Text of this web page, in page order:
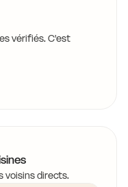
vérifiés. C'est
voisins directs.